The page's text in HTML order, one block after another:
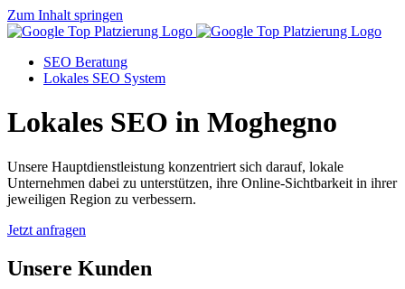
Zum Inhalt springen
SEO Beratung
Lokales SEO System
Lokales SEO in Moghegno
Unsere Hauptdienstleistung konzentriert sich darauf, lokale
Unternehmen dabei zu unterstützen, ihre Online-Sichtbarkeit in ihrer
jeweiligen Region zu verbessern.
Jetzt anfragen
Unsere Kunden